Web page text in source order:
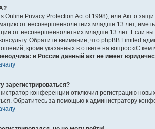
Online Privacy Protection Act of 1998), или Акт о
от несовершеннолетних младше 13 лет,
от несовершеннолетних младше 13 лет. Если
Обратите внимание, что phpBB Limited
кроме указанных в ответе на вопрос «С
в России данный акт не имеет
зарегистрироваться?
конференции отключил регистрацию
Обратитесь за помощью к администратору